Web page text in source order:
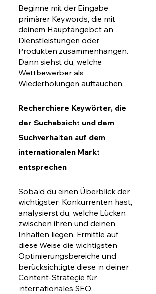
Beginne mit der Eingabe
primärer Keywords, die mit
deinem Hauptangebot an
Dienstleistungen oder
Produkten zusammenhängen.
Dann siehst du, welche
Wettbewerber als
Wiederholungen auftauchen.
Recherchiere Keywörter, die
der Suchabsicht und dem
Suchverhalten auf dem
internationalen Markt
entsprechen
Sobald du einen Überblick der
wichtigsten Konkurrenten hast,
analysierst du, welche Lücken
zwischen ihren und deinen
Inhalten liegen. Ermittle auf
diese Weise die wichtigsten
Optimierungsbereiche und
berücksichtigte diese in deiner
Content-Strategie für
internationales SEO.